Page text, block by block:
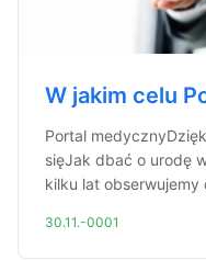
W jakim celu
Portal
sięJak dbać o urodę
kilku lat
30.11.-0001